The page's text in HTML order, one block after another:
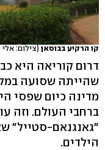
קו הרקיע בבוסאן (צילום: אלי
דרום קוריאה היא
שהייתה שסועה
מדינה כיום שפסי
ברחבי העולם. וזה
"גאנגנאם-סטייל"
הילדים.